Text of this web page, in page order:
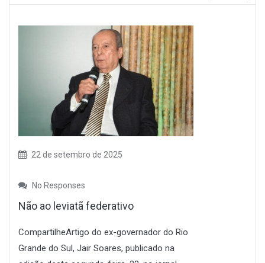
22 de setembro de 2025
No Responses
Não ao leviatã federativo
CompartilheArtigo do ex-governador do Rio
Grande do Sul, Jair Soares, publicado na